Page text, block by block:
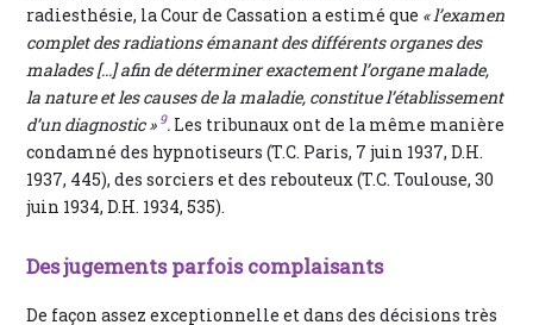
radiesthésie, la Cour de Cassation a estimé que « l’examen
complet des radiations émanant des différents organes des
malades [...] afin de déterminer exactement l’organe malade,
la nature et les causes de la maladie, constitue l’établissement
d’un diagnostic » 9. Les tribunaux ont de la même manière
condamné des hypnotiseurs (T.C. Paris, 7 juin 1937, D.H.
1937, 445), des sorciers et des rebouteux (T.C. Toulouse, 30
juin 1934, D.H. 1934, 535).
Des jugements parfois complaisants
De façon assez exceptionnelle et dans des décisions très